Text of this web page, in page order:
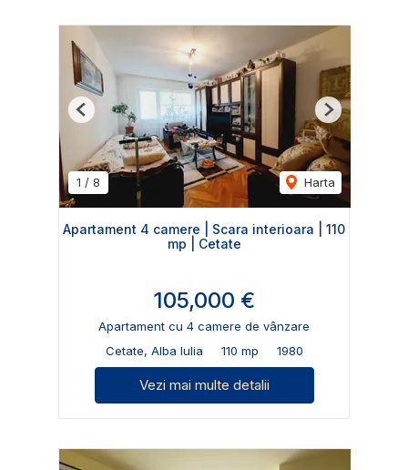
1 / 8 Harta
Previous Next
Apartament 4 camere | Scara interioara | 110
mp | Cetate
105,000 €
Apartament cu 4 camere de vânzare
Cetate, Alba Iulia
110 mp 1980
Vezi mai multe detalii